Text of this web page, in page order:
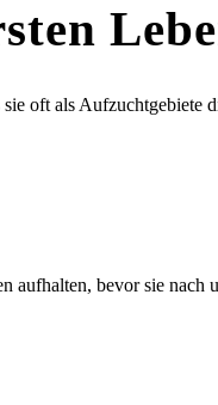
oft als
bevor sie